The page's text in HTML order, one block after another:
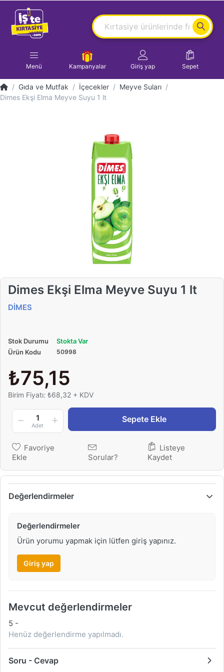
Menü Kampanyalar Giriş yap Sepet
Gıda ve Mutfak İçecekler
Meyve Suları
Dimes Ekşi Elma Meyve Suyu 1 lt
Dimes Ekşi Elma Meyve Suyu 1 lt
DİMES
Stok Durumu
Stokta Var
Ürün Kodu
50998
₺75,15
Birim Fiyatı: ₺68,32 + KDV
1
Adet
Sepete Ekle
Favoriye
Ekle
Sorular?
Listeye
Kaydet
Değerlendirmeler
Değerlendirmeler
Ürün yorumu yapmak için lütfen giriş yapınız.
Giriş yap
Mevcut değerlendirmeler
5 -
Henüz değerlendirme yapılmadı.
Soru - Cevap